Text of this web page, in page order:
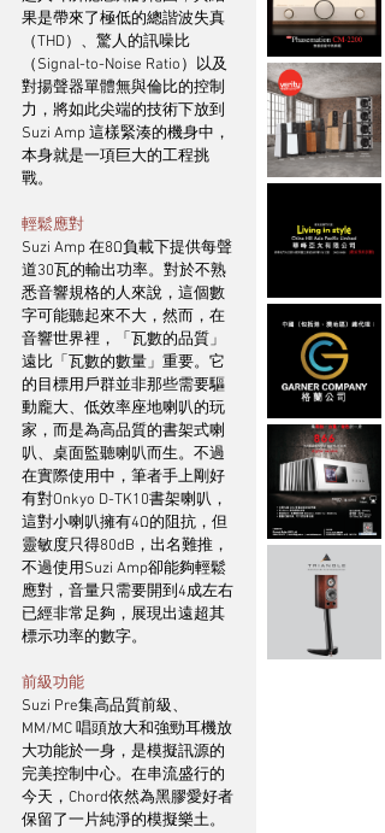
果是帶來了極低的總諧波失真
（THD）、驚人的訊噪比
（Signal-to-Noise Ratio）以及
對揚聲器單體無與倫比的控制
力，將如此尖端的技術下放到
Suzi Amp 這樣緊湊的機身中，
本身就是一項巨大的工程挑
戰。
輕鬆應對
Suzi Amp 在8Ω負載下提供每聲
道30瓦的輸出功率。對於不熟
悉音響規格的人來說，這個數
字可能聽起來不大，然而，在
音響世界裡，「瓦數的品質」
遠比「瓦數的數量」重要。它
的目標用戶群並非那些需要驅
動龐大、低效率座地喇叭的玩
家，而是為高品質的書架式喇
叭、桌面監聽喇叭而生。不過
在實際使用中，筆者手上剛好
有對Onkyo D-TK10書架喇叭，
這對小喇叭擁有4Ω的阻抗，但
靈敏度只得80dB，出名難推，
不過使用Suzi Amp卻能夠輕鬆
應對，音量只需要開到4成左右
已經非常足夠，展現出遠超其
標示功率的數字。
前級功能
Suzi Pre集高品質前級、
MM/MC 唱頭放大和強勁耳機放
大功能於一身，是模擬訊源的
完美控制中心。在串流盛行的
今天，Chord依然為黑膠愛好者
保留了一片純淨的模擬樂土。